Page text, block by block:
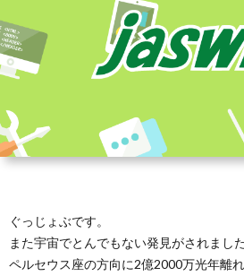
ぐっじょぶです。
また宇宙でとんでもない発見がされました
ペルセウス座の方向に2億2000万光年離